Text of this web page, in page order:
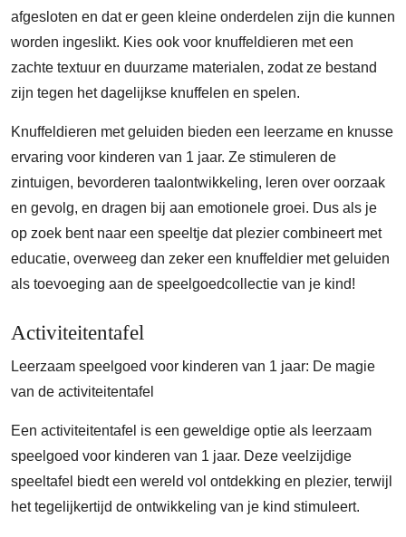
afgesloten en dat er geen kleine onderdelen zijn die kunnen
worden ingeslikt. Kies ook voor knuffeldieren met een
zachte textuur en duurzame materialen, zodat ze bestand
zijn tegen het dagelijkse knuffelen en spelen.
Knuffeldieren met geluiden bieden een leerzame en knusse
ervaring voor kinderen van 1 jaar. Ze stimuleren de
zintuigen, bevorderen taalontwikkeling, leren over oorzaak
en gevolg, en dragen bij aan emotionele groei. Dus als je
op zoek bent naar een speeltje dat plezier combineert met
educatie, overweeg dan zeker een knuffeldier met geluiden
als toevoeging aan de speelgoedcollectie van je kind!
Activiteitentafel
Leerzaam speelgoed voor kinderen van 1 jaar: De magie
van de activiteitentafel
Een activiteitentafel is een geweldige optie als leerzaam
speelgoed voor kinderen van 1 jaar. Deze veelzijdige
speeltafel biedt een wereld vol ontdekking en plezier, terwijl
het tegelijkertijd de ontwikkeling van je kind stimuleert.